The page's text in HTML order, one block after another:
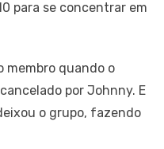
para se concentrar em
membro quando o
por Johnny. E
o grupo, fazendo